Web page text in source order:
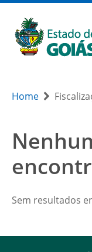
Home
Sem resultados